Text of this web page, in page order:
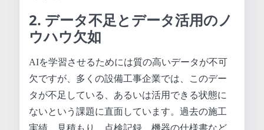
2. データ不足とデータ活用のノ
ウハウ欠如
AIを学習させるためには質の高いデータが不可
欠ですが、多くの設備工事企業では、このデー
タが不足している、あるいは活用できる状態に
ないという課題に直面しています。過去の施工
実績、見積もり、点検記録、機器の仕様書など